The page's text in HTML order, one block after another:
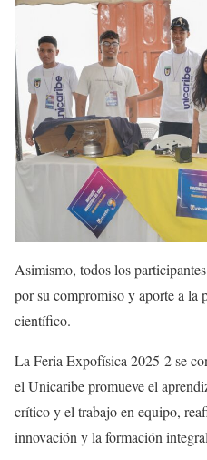
Asimismo, todos los
por su compromiso y aporte a la
científico.
La Feria Expofísica 2025-2 se
el Unicaribe promueve el
crítico y el trabajo en equipo,
innovación y la formación